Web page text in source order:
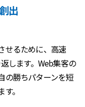
出
せるために、高速
します。Web集客の
の勝ちパターンを短
。